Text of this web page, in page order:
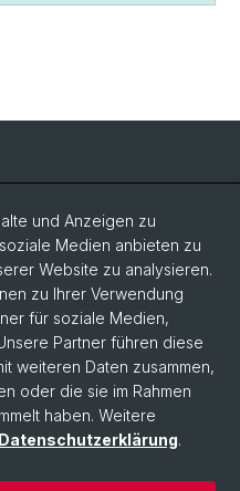
und Anzeigen zu
Medien anbieten zu
Website zu analysieren.
zu Ihrer Verwendung
für soziale Medien,
Partner führen diese
weiteren Daten zusammen,
oder die sie im Rahmen
haben. Weitere
Datenschutzerklärung.